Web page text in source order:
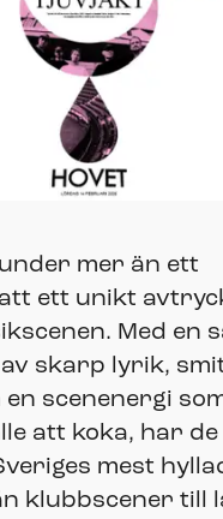
mer än ett
ett unikt
Med en
skarp lyrik,
en scenenergi
att koka, har
mest
klubbscener till